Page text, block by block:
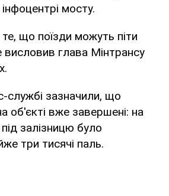
мосту.
що поїзди можуть піти
висловив глава Мінтрансу
службі зазначили, що
об'єкті вже завершені: на
залізницю було
три тисячі паль.